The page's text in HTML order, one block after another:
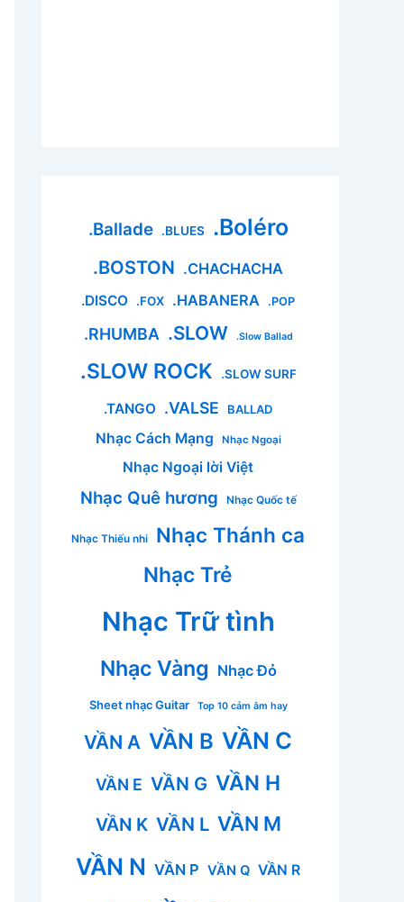
.Ballade .BLUES .Boléro
.BOSTON .CHACHACHA
.DISCO .FOX .HABANERA .POP
.RHUMBA .SLOW .Slow Ballad
.SLOW ROCK .SLOW SURF
.TANGO .VALSE BALLAD
Nhạc Cách Mạng Nhạc Ngoại
Nhạc Ngoại lời Việt
Nhạc Quê hương Nhạc Quốc tế
Nhạc Thiếu nhi Nhạc Thánh ca
Nhạc Trẻ
Nhạc Trữ tình
Nhạc Vàng Nhạc Đỏ
Sheet nhạc Guitar Top 10 cảm âm hay
VẦN A VẦN B VẦN C
VẦN E VẦN G VẦN H
VẦN K VẦN L VẦN M
VẦN N VẦN P VẦN Q VẦN R